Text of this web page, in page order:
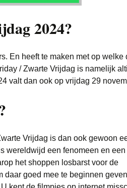
Nintendo
FIFA 21
Games PS4 Call
Koptelefoon
Live
Monitor
Merkkleding
Sieraden en horloges
Schoenen
Sneakers
Trainingspakken
Wintersport
Bedden
Lampen
Meubels
Philips Hue
Keukenmachine
Koelkast
Magnetron
Wasdroger
Wasmachine
2024?
En heeft te maken met op welke
/ Zwarte Vrijdag is namelijk
valt dan ook op vrijdag 29
Vrijdag is dan ook gewoon
wereldwijd een fenomeen en een
het shoppen losbarst voor de
daar goed mee te beginnen